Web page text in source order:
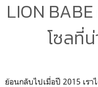
LION
โซลที่
ย้อนกลับไปเมื่อปี 2015 เรา